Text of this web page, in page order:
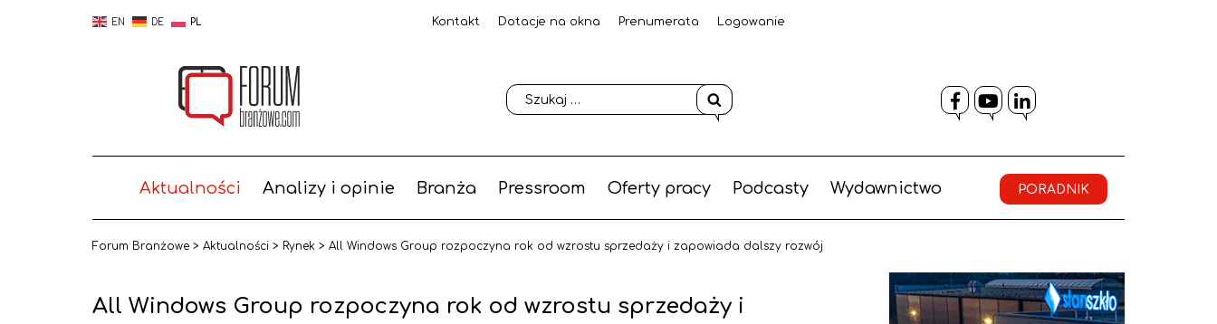
EN DE PL Kontakt Dotacje na okna Prenumerata Logowanie
Facebook
YouTube
LinkedIn
Aktualności Analizy i opinie Branża Pressroom Oferty pracy Podcasty Wydawnictwo PORADNIK
Forum Branżowe > Aktualności > Rynek > All Windows Group rozpoczyna rok od wzrostu sprzedaży i zapowiada dalszy rozwój
All Windows Group rozpoczyna rok od wzrostu sprzedaży i